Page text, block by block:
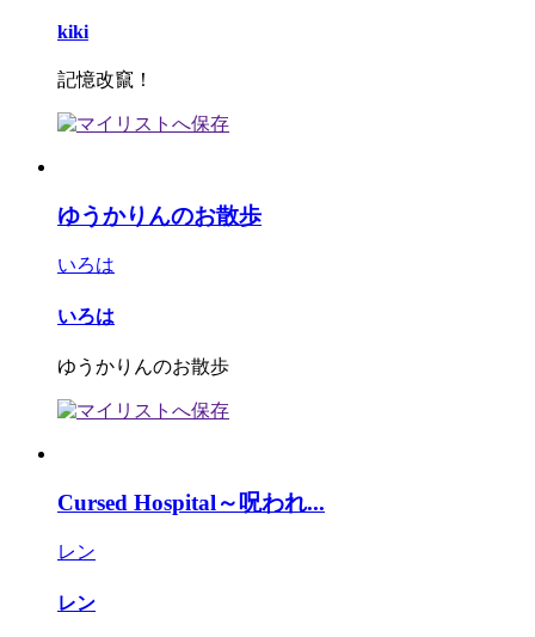
kiki
記憶改竄！
ゆうかりんのお散歩
いろは
いろは
ゆうかりんのお散歩
Cursed Hospital～呪われ...
レン
レン